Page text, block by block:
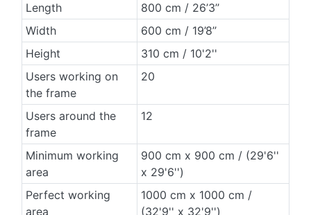
Length
800 cm / 26’3’’
Width
600 cm / 19’8’’
Height
310 cm / 10'2''
Users working on
the frame
20
Users around the
frame
12
Minimum working
area
900 cm x 900 cm / (29'6''
x 29'6'')
Perfect working
area
1000 cm x 1000 cm /
(32'9'' x 32'9'')